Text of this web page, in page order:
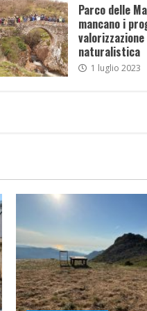
Parco delle
mancano i
valorizzazione
naturalistica
1 luglio 2023